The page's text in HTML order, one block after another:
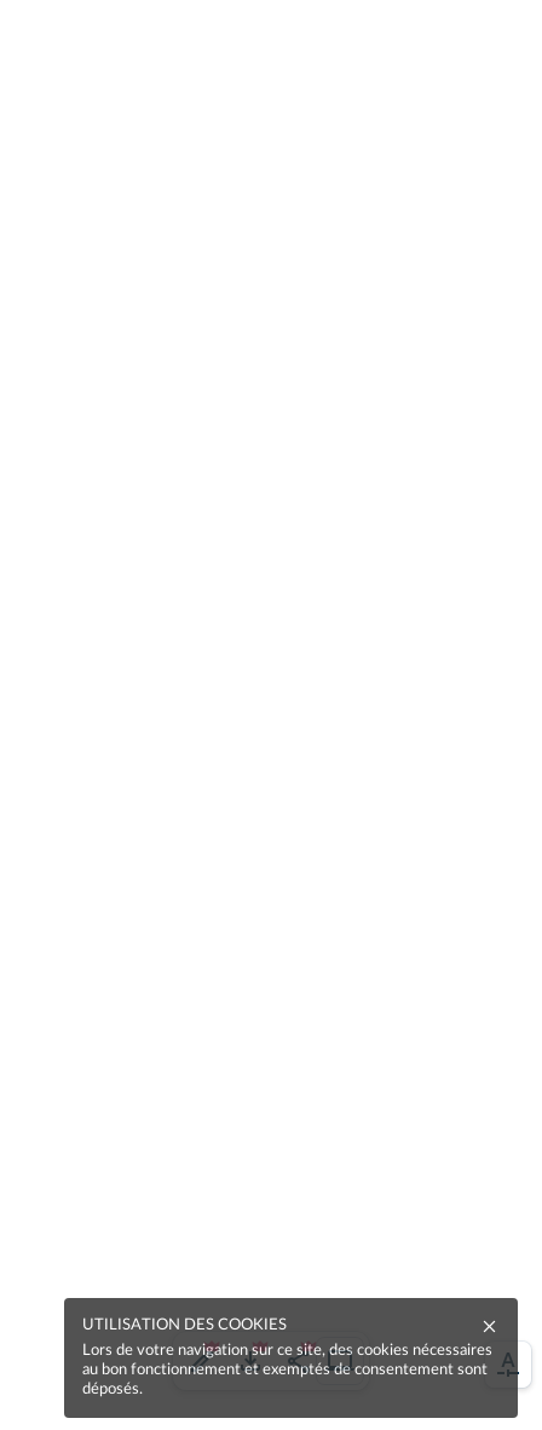
UTILISATION DES COOKIES
Lors de votre navigation sur ce site, des cookies nécessaires
au bon fonctionnement et exemptés de consentement sont
déposés.